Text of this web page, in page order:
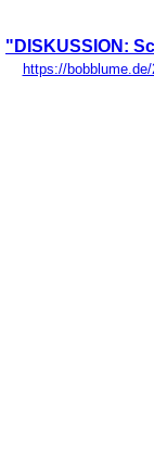
"DISKUSSION:
https://